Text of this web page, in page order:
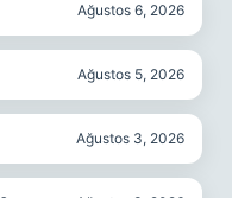
Ağustos 6, 2026
Ağustos 5, 2026
Ağustos 3, 2026